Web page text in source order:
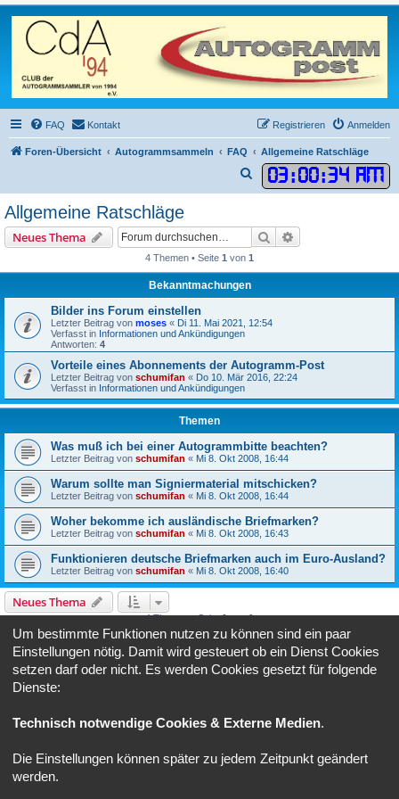
FAQ Kontakt Anmelden
Registrieren
Foren-Übersicht Autogrammsammeln FAQ Allgemeine Ratschläge
03:00:34 AM
u
h
Allgemeine Ratschläge
Neues Thema Suche
4 Themen • Seite 1 von 1
Bekanntmachungen
Bilder ins Forum einstellen
Letzter Beitrag von moses « Di 11. Mai 2021, 12:54
Verfasst in Informationen und Ankündigungen
Antworten: 4
Vorteile eines Abonnements der Autogramm-Post
Letzter Beitrag von schumifan « Do 10. Mär 2016, 22:24
Verfasst in Informationen und Ankündigungen
Themen
Was muß ich bei einer Autogrammbitte beachten?
Letzter Beitrag von schumifan « Mi 8. Okt 2008, 16:44
Warum sollte man Signiermaterial mitschicken?
Letzter Beitrag von schumifan « Mi 8. Okt 2008, 16:44
Woher bekomme ich ausländische Briefmarken?
Letzter Beitrag von schumifan « Mi 8. Okt 2008, 16:43
Funktionieren deutsche Briefmarken auch im Euro-Ausland?
Letzter Beitrag von schumifan « Mi 8. Okt 2008, 16:40
Neues Thema
4 Themen • Seite1von1
Gehe zu
BERECHTIGUNGEN IN DIESEM FORUM
Du darfst deine Beiträge in diesem Forumnicht ändern.
Foren-Übersicht Alle Zeiten sindUTC+02:00
Um bestimmte Funktionen nutzen zu können sind ein paar
Einstellungen nötig. Damit wird gesteuert ob ein Dienst Cookies
setzen darf oder nicht. Es werden Cookies gesetzt für folgende
Dienste:
Technisch notwendige Cookies & Externe Medien.
Die Einstellungen können später zu jedem Zeitpunkt geändert
werden.